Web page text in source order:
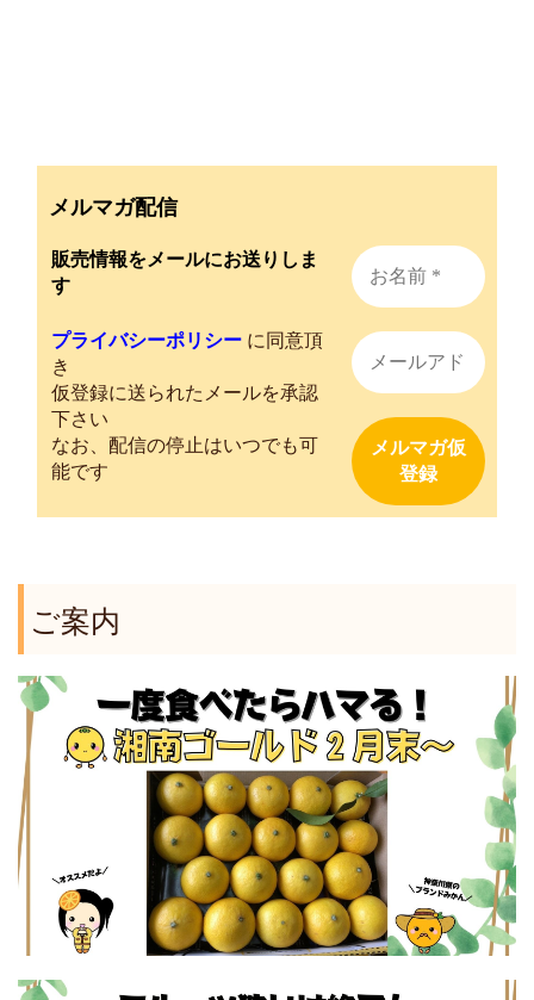
メルマガ配信
販売情報をメールにお送りしま
す
プライバシーポリシー に同意頂
き
仮登録に送られたメールを承認
下さい
なお、配信の停止はいつでも可
能です
ご案内